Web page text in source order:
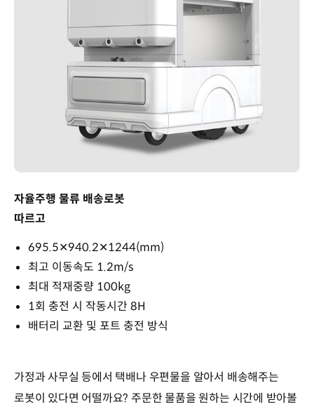
자율주행 물류 배송로봇
따르고
695.5✕940.2✕1244(mm)
최고 이동속도 1.2m/s
최대 적재중량 100kg
1회 충전 시 작동시간 8H
배터리 교환 및 포트 충전 방식
가정과 사무실 등에서 택배나 우편물을 알아서 배송해주는
로봇이 있다면 어떨까요? 주문한 물품을 원하는 시간에 받아볼